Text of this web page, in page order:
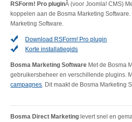
RSForm! Pro pluginÂ (voor Joomla! CMS)
koppelen aan de Bosma Marketing
Marketing Software.
Download RSForm! Pro plugin
Korte installatiegids
Bosma Marketing Software Met de Bosma
gebruikersbeheer en verschillende plugins.
campagnes. Dit maakt de Bosma Marketing
Bosma Direct Marketing levert snel en